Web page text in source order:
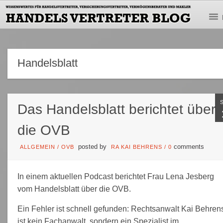
Handelsblatt
Das Handelsblatt berichtet über
die OVB
ALLGEMEIN / OVB posted by RA KAI BEHRENS / 0 comments
In einem aktuellen Podcast berichtet Frau Lena Jesberg
vom Handelsblatt über die OVB.
Ein Fehler ist schnell gefunden: Rechtsanwalt Kai
ist kein Fachanwalt, sondern ein Spezialist im